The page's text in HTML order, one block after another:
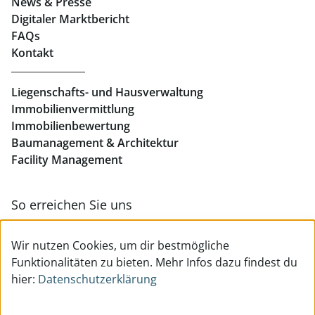
Büros mieten Linz
Geschäftslokale mieten Linz
Digitaler Marktbericht
FAQs
Kontakt
Liegenschafts- und Hausverwaltung
Immobilienvermittlung
Immobilienbewertung
Baumanagement & Architektur
Facility Management
So erreichen Sie uns
Wir nutzen Cookies, um dir bestmögliche
Funktionalitäten zu bieten. Mehr Infos dazu findest du
hier: Datenschutzerklärung